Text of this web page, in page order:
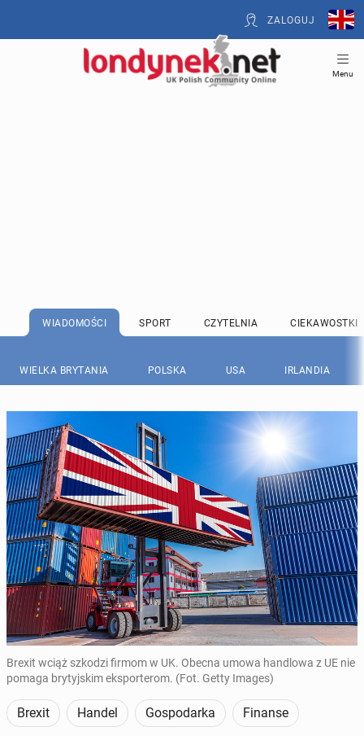
ZALOGUJ
Menu
WIADOMOŚCI SPORT CZYTELNIA CIEKAWOSTKI
WIELKA BRYTANIA POLSKA USA IRLANDIA
Brexit wciąż szkodzi firmom w UK. Obecna umowa handlowa z UE nie
pomaga brytyjskim eksporterom. (Fot. Getty Images)
Brexit Handel Gospodarka Finanse